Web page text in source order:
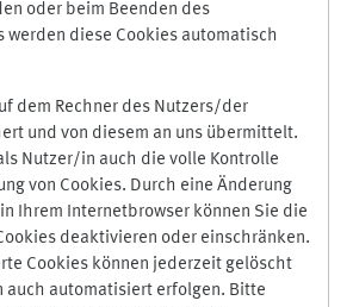
oder beim Beenden des
werden diese Cookies automatisch
dem Rechner des Nutzers/der
und von diesem an uns übermittelt.
Nutzer/in auch die volle Kontrolle
von Cookies. Durch eine Änderung
Ihrem Internetbrowser können Sie die
deaktivieren oder einschränken.
Cookies können jederzeit gelöscht
auch automatisiert erfolgen. Bitte